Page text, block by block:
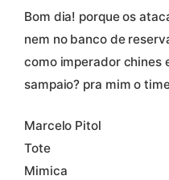
Bom dia! porque os
nem no banco de
como imperador chines
sampaio? pra mim o
Marcelo Pitol
Tote
Mimica